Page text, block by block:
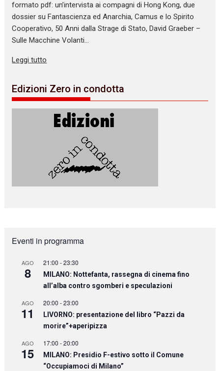
formato pdf: un’intervista ai compagni di Hong Kong, due
dossier su Fantascienza ed Anarchia, Camus e lo Spirito
Cooperativo, 50 Anni dalla Strage di Stato, David Graeber –
Sulle Macchine Volanti…
Leggi tutto
Edizioni Zero in condotta
Eventi in programma
AGO
8
21:00 -23:30
MILANO: Nottefanta, rassegna di cinema fino
all’alba contro sgomberi e speculazioni
AGO
11
20:00 -23:00
LIVORNO: presentazione del libro “Pazzi da
morire”+aperipizza
AGO
15
17:00 -20:00
MILANO: Presidio F-estivo sotto il Comune
“Occupiamoci di Milano”